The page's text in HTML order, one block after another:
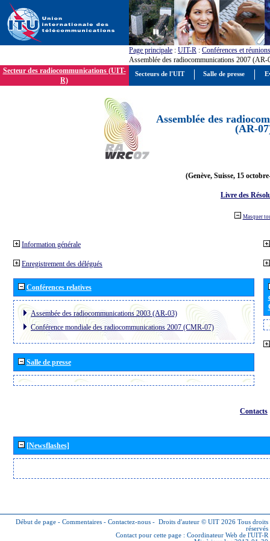
Page principale : UIT-R : Conférences et réunions
Assemblée des radiocommunications 2007 (AR-
Secteur des radiocommunications (UIT-
R)
Assemblée des
(AR-
(Genève, Suisse, 15
Livre des
Masquer
Information générale
Enregistrement des délégués
Conférences relatives
Assembée des radiocommunications 2003 (AR-03)
Conférence mondiale des radiocommunications 2007 (CMR-07)
Salle de presse
Contacts
[Newsflashes]
Début de page - Commentaires - Contactez-nous - Droits d'auteur © UIT 2026 Tous droits
réservés
Contact pour cette page : Coordinateur Web de l'UIT-R
Secteurs de l'UIT Salle de presse